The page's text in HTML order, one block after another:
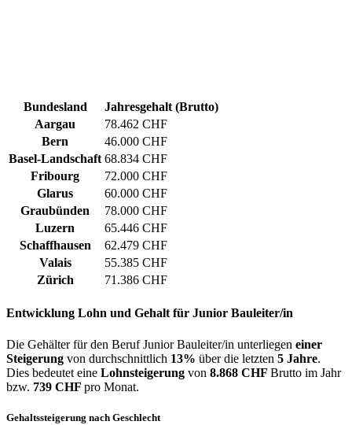
Bundesland
Jahresgehalt (Brutto)
Aargau
78.462 CHF
Bern
46.000 CHF
Basel-Landschaft 68.834 CHF
Fribourg
72.000 CHF
Glarus
60.000 CHF
Graubünden
78.000 CHF
Luzern
65.446 CHF
Schaffhausen
62.479 CHF
Valais
55.385 CHF
Zürich
71.386 CHF
Entwicklung Lohn und Gehalt für Junior Bauleiter/in
Die Gehälter für den Beruf Junior Bauleiter/in unterliegen einer
Steigerung von durchschnittlich 13% über die letzten 5 Jahre.
Dies bedeutet eine Lohnsteigerung von 8.868 CHF Brutto im Jahr
bzw. 739 CHF pro Monat.
Gehaltssteigerung nach Geschlecht